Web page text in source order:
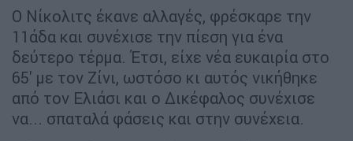
Ο Νίκολιτς έκανε αλλαγές, φρέσκαρε την
11άδα και συνέχισε την πίεση για ένα
δεύτερο τέρμα. Έτσι, είχε νέα ευκαιρία στο
65' με τον Ζίνι, ωστόσο κι αυτός νικήθηκε
από τον Ελιάσι και ο Δικέφαλος συνέχισε
να... σπαταλά φάσεις και στην συνέχεια.